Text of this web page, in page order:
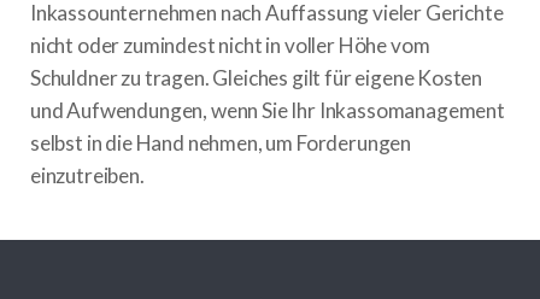
Inkassounternehmen nach Auffassung vieler Gerichte
nicht oder zumindest nicht in voller Höhe vom
Schuldner zu tragen. Gleiches gilt für eigene Kosten
und Aufwendungen, wenn Sie Ihr Inkassomanagement
selbst in die Hand nehmen, um Forderungen
einzutreiben.